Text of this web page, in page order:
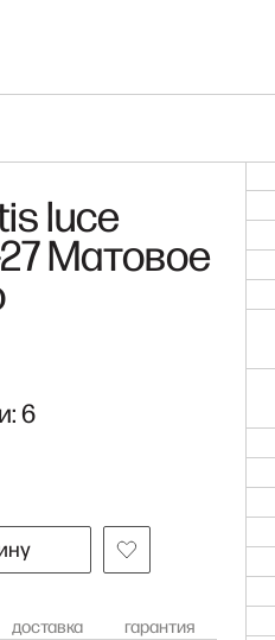
luce
Матовое
6
доставка
гарантия